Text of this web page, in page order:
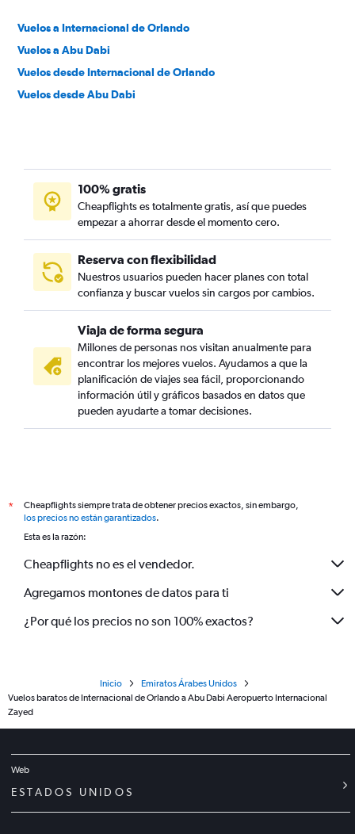
Vuelos a Internacional de Orlando
Vuelos a Abu Dabi
Vuelos desde Internacional de Orlando
Vuelos desde Abu Dabi
100% gratis
Cheapflights es totalmente gratis, así que puedes
empezar a ahorrar desde el momento cero.
Reserva con flexibilidad
Nuestros usuarios pueden hacer planes con total
confianza y buscar vuelos sin cargos por cambios.
Viaja de forma segura
Millones de personas nos visitan anualmente para
encontrar los mejores vuelos. Ayudamos a que la
planificación de viajes sea fácil, proporcionando
información útil y gráficos basados en datos que
pueden ayudarte a tomar decisiones.
*
Cheapflights siempre trata de obtener precios exactos, sin embargo,
los precios no están garantizados.
Esta es la razón:
Cheapflights no es el vendedor.
Agregamos montones de datos para ti
¿Por qué los precios no son 100% exactos?
Inicio
Emiratos Árabes Unidos
Vuelos baratos de Internacional de Orlando a Abu Dabi Aeropuerto Internacional
Zayed
Web
ESTADOS UNIDOS